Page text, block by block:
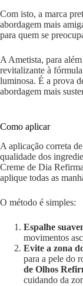
Com isto, a marca
abordagem mais
para quem se
A Ametista, para
revitalizante à
luminosa. É a prova
abordagem mais
Como aplicar
A aplicação correta
qualidade dos
Creme de Dia
aplique todas as
O método é simples:
Espalhe
movimentos
Evite a zona
para a pele do
de Olhos
cuidando da